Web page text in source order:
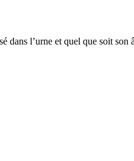
dans l’urne et quel que soit